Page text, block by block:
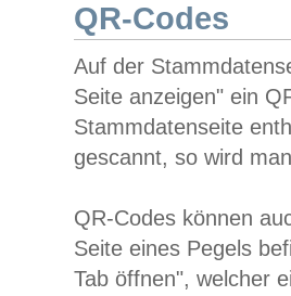
QR-Codes
Auf der
Seite anzeigen" ein
Stammdatenseite
gescannt, so wird
QR-Codes können
Seite eines Pegels
Tab öffnen", welcher